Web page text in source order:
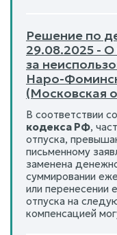
Решение по
29.08.2025 -
за
Наро-
(Московская
В соответствии со
кодекса РФ,
отпуска,
письменному
заменена
суммировании
или перенесении
отпуска на
компенсацией